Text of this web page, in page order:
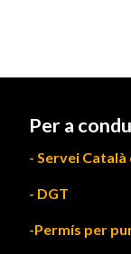
Per a
- Servei
- DGT
-Permís per